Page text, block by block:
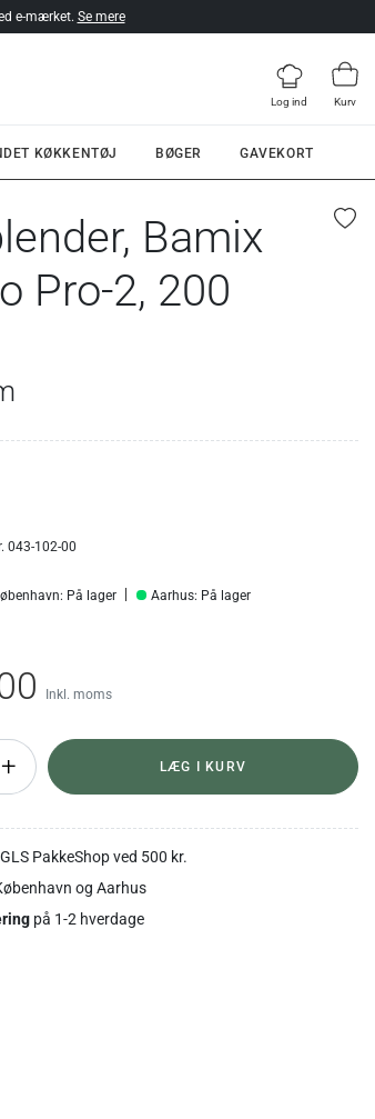
e-mærket. Se mere
Log ind Kurv
KØKKENTØJ BØGER GAVEKORT
Bamix
Pro-2, 200
043-102-00
På lager Aarhus: På lager
Inkl. moms
+ LÆG I KURV
PakkeShop ved 500 kr.
og Aarhus
på 1-2 hverdage